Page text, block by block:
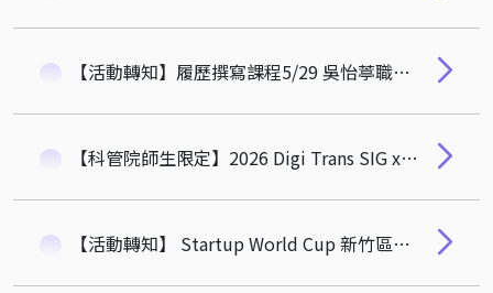
【活動轉知】履歷撰寫課程5/29 吳怡葶職涯諮詢師：打造跨領域法律人高勝率履歷
【科管院師生限定】2026 Digi Trans SIG x Young TEN微聚｜聯名活動
【活動轉知】 Startup World Cup 新竹區域賽 已正式開放報名！